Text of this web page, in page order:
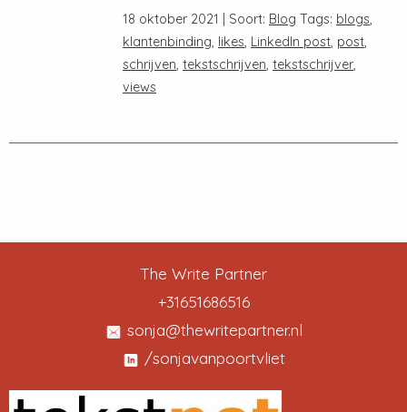
18 oktober 2021 | Soort: Blog Tags: blogs,
klantenbinding, likes, LinkedIn post, post,
schrijven, tekstschrijven, tekstschrijver,
views
The Write Partner
+31651686516
sonja@thewritepartner.nl
/sonjavanpoortvliet